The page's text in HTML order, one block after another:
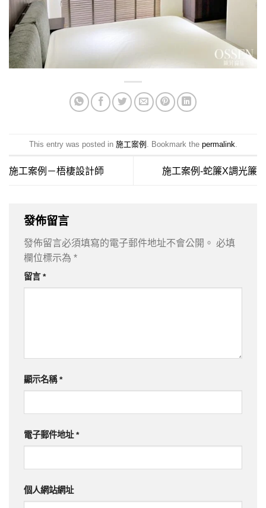
This entry was posted in 施工案例 . Bookmark the permalink
施工案例－梧棲設計師 施工案例-蛇簾X調光簾
發佈留言
發佈留言必須填寫的電子郵件地址不會公開。 必填
欄位標示為 *
留言*
顯示名稱*
電子郵件地址*
個人網站網址